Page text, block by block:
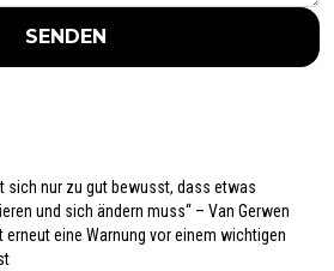
SENDEN
sich nur zu gut bewusst, dass etwas
und sich ändern muss“ – Van Gerwen
erneut eine Warnung vor einem wichtigen